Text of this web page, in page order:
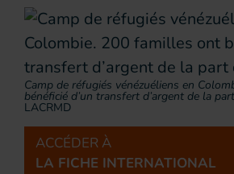
Camp de réfugiés vénézuéliens en
bénéficié d’un transfert d’argent de la
LACRMD
ACCÉDER À
LA FICHE INTERNATIONAL